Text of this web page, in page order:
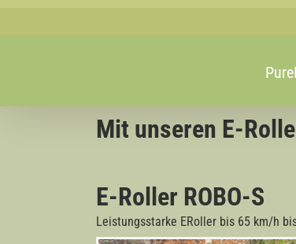
Mit unseren E-
E-Roller ROBO-S
Leistungsstarke ERoller bis 65 km/h